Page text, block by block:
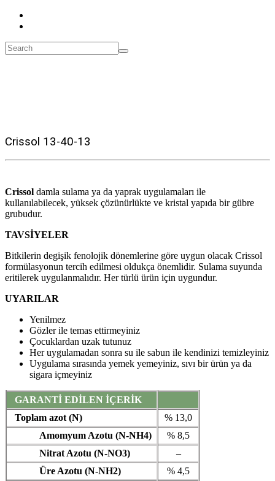
Crissol 13-40-13
Crissol damla sulama ya da yaprak uygulamaları ile
kullanılabilecek, yüksek çözünürlükte ve kristal yapıda bir gübre
grubudur.
TAVSİYELER
Bitkilerin degişik fenolojik dönemlerine göre uygun olacak Crissol
formülasyonun tercih edilmesi oldukça önemlidir. Sulama suyunda
eritilerek uygulanmalıdır. Her türlü ürün için uygundur.
UYARILAR
Yenilmez
Gözler ile temas ettirmeyiniz
Çocuklardan uzak tutunuz
Her uygulamadan sonra su ile sabun ile kendinizi temizleyiniz
Uygulama sırasında yemek yemeyiniz, sıvı bir ürün ya da
sigara içmeyiniz
GARANTİ EDİLEN İÇERİK
Toplam azot (N)
% 13,0
Amomyum Azotu (N-NH4)
% 8,5
Nitrat Azotu (N-NO3)
–
Üre Azotu (N-NH2)
% 4,5